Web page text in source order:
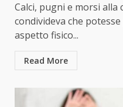
Calci, pugni e morsi alla
condivideva che
aspetto fisico...
Read More